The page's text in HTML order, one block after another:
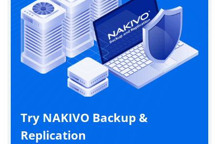
Try NAKIVO Backup &
Replication